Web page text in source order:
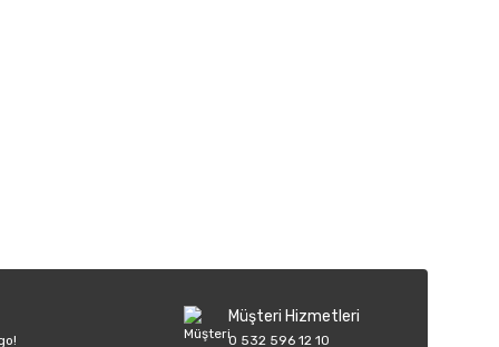
Müşteri Hizmetleri
0 532 596 12 10